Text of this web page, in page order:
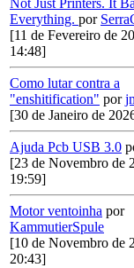
Not Just Printers. It
Everything. por
[11 de Fevereiro de
14:48]
Como lutar contra a
"enshitification" por
[30 de Janeiro de
Ajuda Pcb USB 3.0
[23 de Novembro de
19:59]
Motor ventoinha por
KammutierSpule
[10 de Novembro de
20:43]